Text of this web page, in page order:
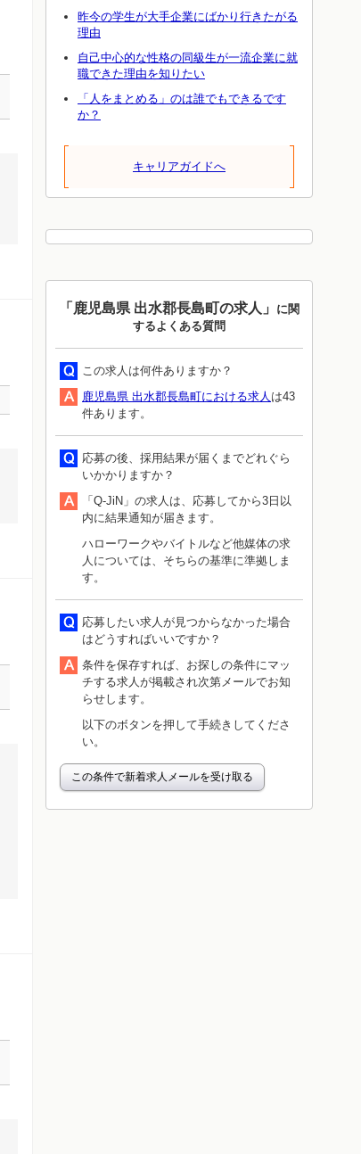
昨今の学生が大手企業にばかり行きたがる
理由
自己中心的な性格の同級生が一流企業に就
職できた理由を知りたい
「人をまとめる」のは誰でもできるです
か？
キャリアガイドへ
「鹿児島県 出水郡長島町の求人」
に関
するよくある質問
この求人は何件ありますか？
鹿児島県 出水郡長島町における求人 は43
件あります。
応募の後、採用結果が届くまでどれぐら
いかかりますか？
「Q-JiN」の求人は、応募してから3日以
内に結果通知が届きます。
ハローワークやバイトルなど他媒体の求
人については、そちらの基準に準拠しま
す。
応募したい求人が見つからなかった場合
はどうすればいいですか？
条件を保存すれば、お探しの条件にマッ
チする求人が掲載され次第メールでお知
らせします。
以下のボタンを押して手続きしてくださ
い。
この条件で新着求人メールを受け取る